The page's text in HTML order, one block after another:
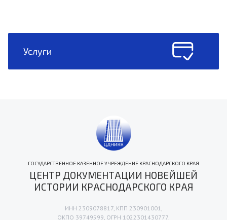
Услуги
ГОСУДАРСТВЕННОЕ КАЗЕННОЕ УЧРЕЖДЕНИЕ КРАСНОДАРСКОГО КРАЯ
ЦЕНТР ДОКУМЕНТАЦИИ НОВЕЙШЕЙ
ИСТОРИИ КРАСНОДАРСКОГО КРАЯ
ИНН 2309078817, КПП 230901001,
ОКПО 39749599, ОГРН 1022301430777.